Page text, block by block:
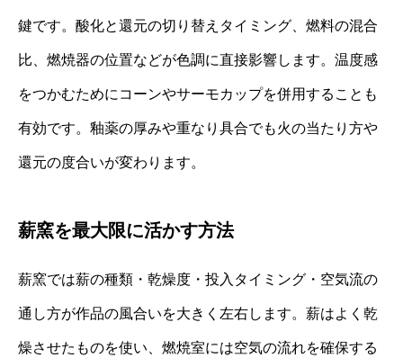
鍵です。酸化と還元の切り替えタイミング、燃料の混合
比、燃焼器の位置などが色調に直接影響します。温度感
をつかむためにコーンやサーモカップを併用することも
有効です。釉薬の厚みや重なり具合でも火の当たり方や
還元の度合いが変わります。
薪窯を最大限に活かす方法
薪窯では薪の種類・乾燥度・投入タイミング・空気流の
通し方が作品の風合いを大きく左右します。薪はよく乾
燥させたものを使い、燃焼室には空気の流れを確保する